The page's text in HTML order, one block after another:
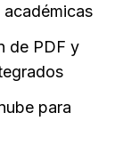
de PDF y
para